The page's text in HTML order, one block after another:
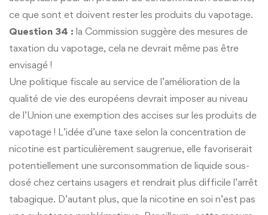
ce que sont et doivent rester les produits du vapotage.
Question 34 : la Commission suggère des mesures de
taxation du vapotage, cela ne devrait même pas être
envisagé !
Une politique fiscale au service de l’amélioration de la
qualité de vie des européens devrait imposer au niveau
de l’Union une exemption des accises sur les produits de
vapotage ! L’idée d’une taxe selon la concentration de
nicotine est particulièrement saugrenue, elle favoriserait
potentiellement une surconsommation de liquide sous-
dosé chez certains usagers et rendrait plus difficile l’arrêt
tabagique. D’autant plus, que la nicotine en soi n’est pas